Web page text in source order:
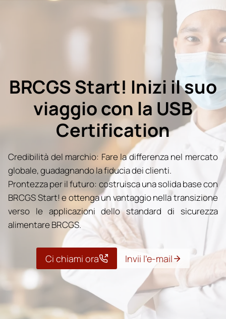
BRCGS Start! Inizi il suo
viaggio con la USB
Certification
Credibilità del marchio: Fare la differenza nel mercato
globale, guadagnando la fiducia dei clienti.
Prontezza per il futuro: costruisca una solida base con
BRCGS Start! e ottenga un vantaggio nella transizione
verso le applicazioni dello standard di sicurezza
alimentare BRCGS.
Ci chiami ora Invii l’e-mail